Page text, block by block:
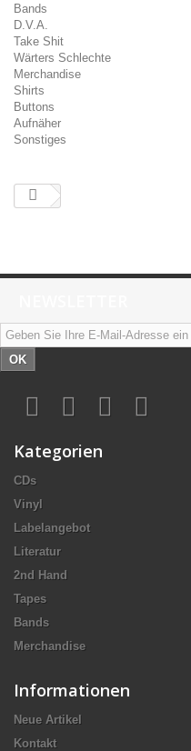
Bands
D.V.A.
Take Shit
Wärters Schlechte
Merchandise
Shirts
Buttons
Aufnäher
Sonstiges
OK
Kategorien
CDs
Vinyl
Labelangebot
Literatur
2nd Hand
Tapes
Bands
Merchandise
Informationen
Neue Artikel
Kontakt